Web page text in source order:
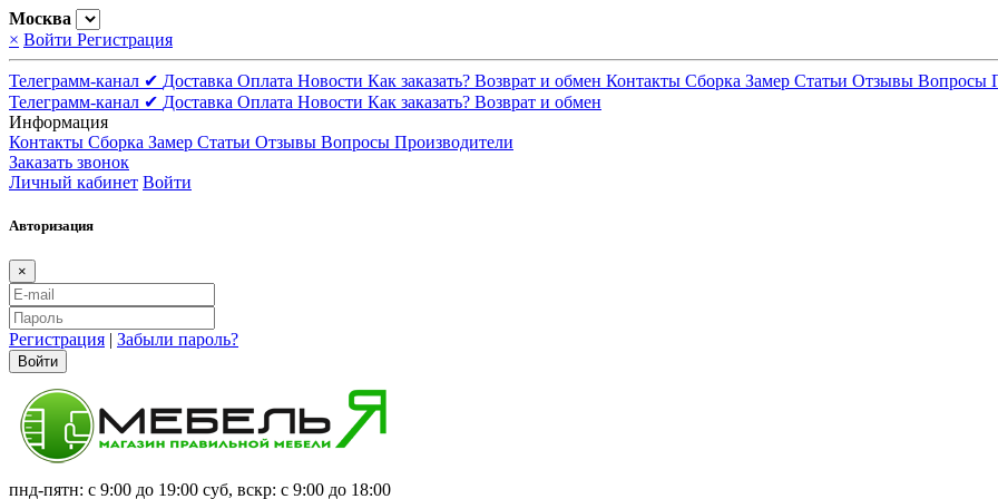
Москва
× Войти Регистрация
Телеграмм-канал ✔ Доставка Оплата Новости Как заказать? Возврат и обмен Контакты Сборка Замер Статьи Отзывы Вопросы
Телеграмм-канал ✔ Доставка Оплата Новости Как заказать? Возврат и обмен
Информация
Контакты Сборка Замер Статьи Отзывы Вопросы Производители
Заказать звонок
Личный кабинет Войти
Авторизация
×
Регистрация | Забыли пароль?
Войти
пнд-пятн: с 9:00 до 19:00 суб, вскр: с 9:00 до 18:00